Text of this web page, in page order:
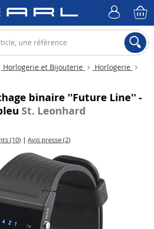
Horlogerie et Bijouterie
Horlogerie
binaire ''Future Line'' -
St. Leonhard
(10) |Avis presse (2)